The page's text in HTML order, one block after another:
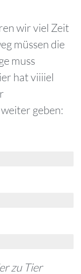
wir viel Zeit
müssen die
muss
hat viiiiel
geben:
zu Tier